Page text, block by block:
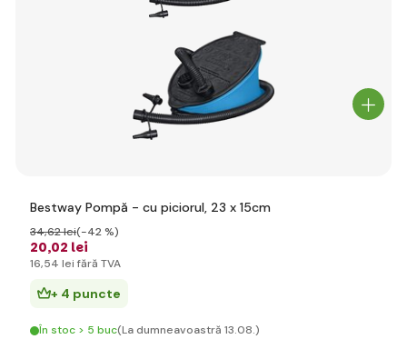
Bestway Pompă - cu piciorul, 23 x 15cm
20,02 lei
34,62 lei(-42 %)
16,54 lei fără TVA
+ 4 puncte
În stoc > 5 buc(La dumneavoastră 13.08.)